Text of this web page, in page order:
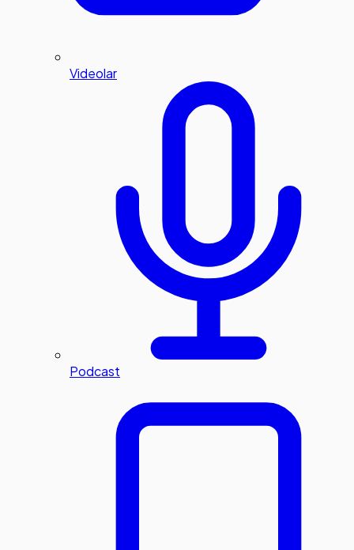
Videolar
Podcast